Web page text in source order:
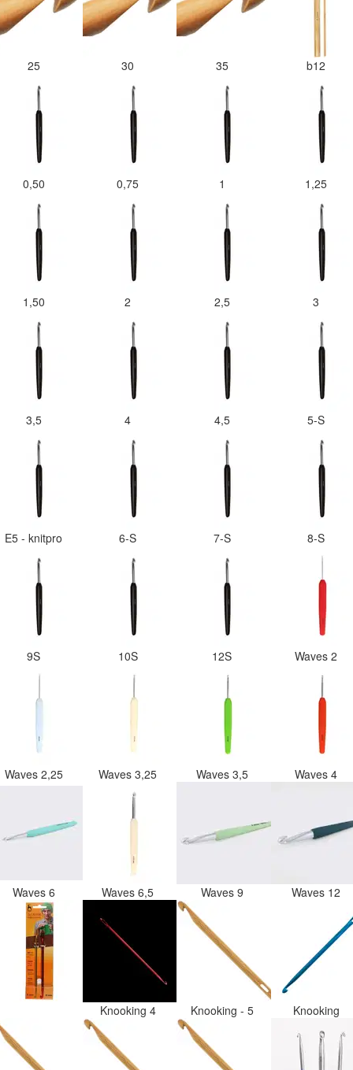
25 30 35 b12
0,50 0,75 1 1,25
1,50 2 2,5 3
3,5 4 4,5 5-S
E5 - knitpro 6-S 7-S 8-S
9S 10S 12S Waves 2
Waves 2,25 Waves 3,25 Waves 3,5 Waves 4
Waves 6 Waves 6,5 Waves 9 Waves 12
Knooking 4 Knooking - 5 Knooking